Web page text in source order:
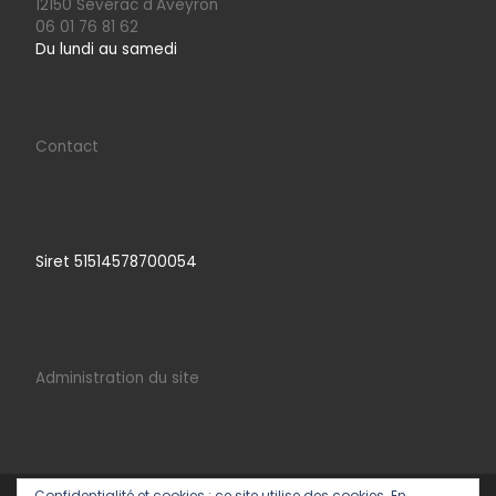
12150 Séverac d'Aveyron
06 01 76 81 62
Du lundi au samedi
Contact
Siret 51514578700054
Administration du site